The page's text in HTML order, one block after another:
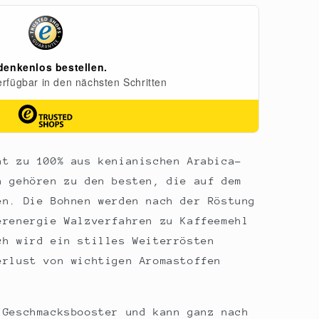
zu 100% aus kenianischen Arabica-
gehören zu den besten, die auf dem
Die Bohnen werden nach der Röstung
Walzverfahren zu Kaffeemehl
wird ein stilles Weiterrösten
von wichtigen Aromastoffen
und kann ganz nach